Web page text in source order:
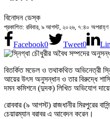
বিনোদন ডেস্ক
প্রকাশিত: রবিবার, ৯ আগস্ট, ২০২৬, ৭:৪০ অপরাহ্ণ
Facebook0 Tweet0
বিতর্কিত মডেল ও তথাকথিত অভিনেত্রী
আয়ের উৎস অনুসন্ধান ও তার বিরুদ্ধে
দমন কমিশনে (দুদক) লিখিত অভিযোগ
রোববার (৯ আগস্ট) রাজধানীর মিরপুরের
চেয়ারম্যান বরাবর এ আবেদন করেন।